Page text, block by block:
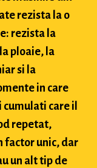
rezista la o
rezista la
ploaie, la
si la
in care
care il
repetat,
factor unic, dar
un alt tip de